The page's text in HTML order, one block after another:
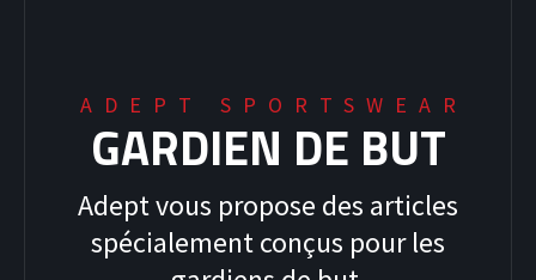
ADEPT SPORTSWEAR
GARDIEN DE BUT
Adept vous propose des articles
spécialement conçus pour les